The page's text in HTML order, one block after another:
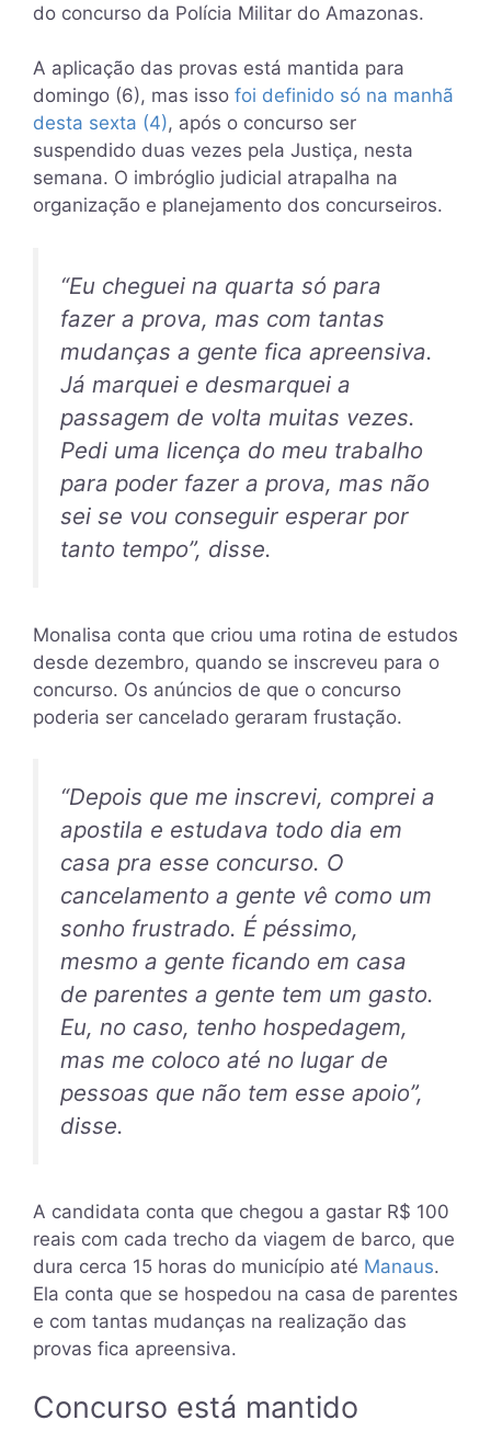
do concurso da Polícia Militar do Amazonas.
A aplicação das provas está mantida para
domingo (6), mas isso foi definido só na manhã
desta sexta (4), após o concurso ser
suspendido duas vezes pela Justiça, nesta
semana. O imbróglio judicial atrapalha na
organização e planejamento dos concurseiros.
“Eu cheguei na quarta só para
fazer a prova, mas com tantas
mudanças a gente fica apreensiva.
Já marquei e desmarquei a
passagem de volta muitas vezes.
Pedi uma licença do meu trabalho
para poder fazer a prova, mas não
sei se vou conseguir esperar por
tanto tempo”, disse.
Monalisa conta que criou uma rotina de estudos
desde dezembro, quando se inscreveu para o
concurso. Os anúncios de que o concurso
poderia ser cancelado geraram frustação.
“Depois que me inscrevi, comprei a
apostila e estudava todo dia em
casa pra esse concurso. O
cancelamento a gente vê como um
sonho frustrado. É péssimo,
mesmo a gente ficando em casa
de parentes a gente tem um gasto.
Eu, no caso, tenho hospedagem,
mas me coloco até no lugar de
pessoas que não tem esse apoio”,
disse.
A candidata conta que chegou a gastar R$ 100
reais com cada trecho da viagem de barco, que
dura cerca 15 horas do município até Manaus.
Ela conta que se hospedou na casa de parentes
e com tantas mudanças na realização das
provas fica apreensiva.
Concurso está mantido